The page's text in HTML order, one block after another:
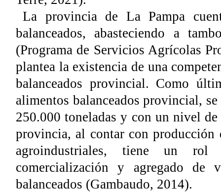
La provincia de La Pampa
balanceados, abasteciendo a
(Programa de Servicios Agrícolas
plantea la existencia de una
balanceados provincial. Como
alimentos balanceados provincial,
250.000 toneladas y con un nivel
provincia, al contar con producción
agroindustriales, tiene un rol
comercialización y agregado de
balanceados (Gambaudo, 2014).